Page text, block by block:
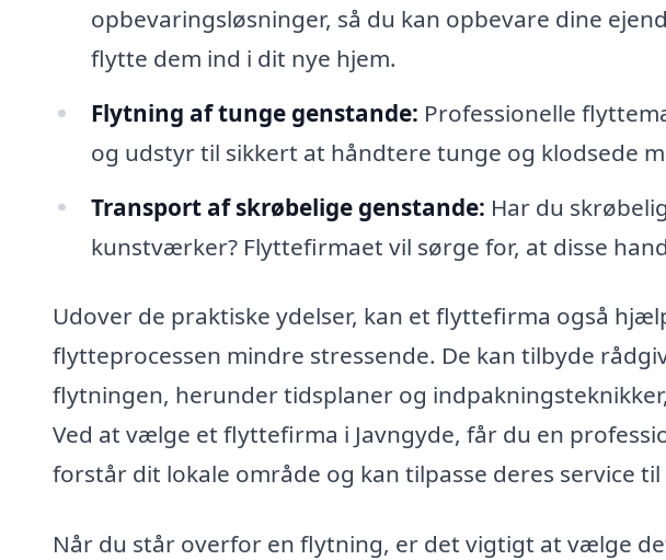
opbevaringsløsninger, så du kan opbevare dine
flytte dem ind i dit nye hjem.
Flytning af tunge genstande: Professionelle
og udstyr til sikkert at håndtere tunge og klodsede
Transport af skrøbelige genstande: Har du
kunstværker? Flyttefirmaet vil sørge for, at disse
Udover de praktiske ydelser, kan et flyttefirma også
flytteprocessen mindre stressende. De kan tilbyde
flytningen, herunder tidsplaner og
Ved at vælge et flyttefirma i Javngyde, får du en
forstår dit lokale område og kan tilpasse deres service
Når du står overfor en flytning, er det vigtigt at vælge